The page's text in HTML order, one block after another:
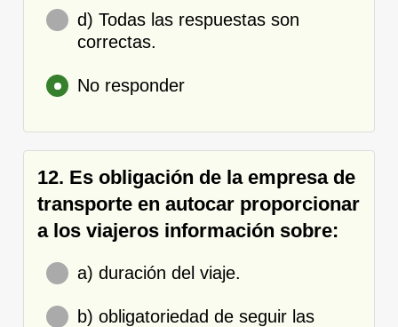
d) Todas las respuestas son
correctas.
No responder
12. Es obligación de la empresa de
transporte en autocar proporcionar
a los viajeros información sobre:
a) duración del viaje.
b) obligatoriedad de seguir las